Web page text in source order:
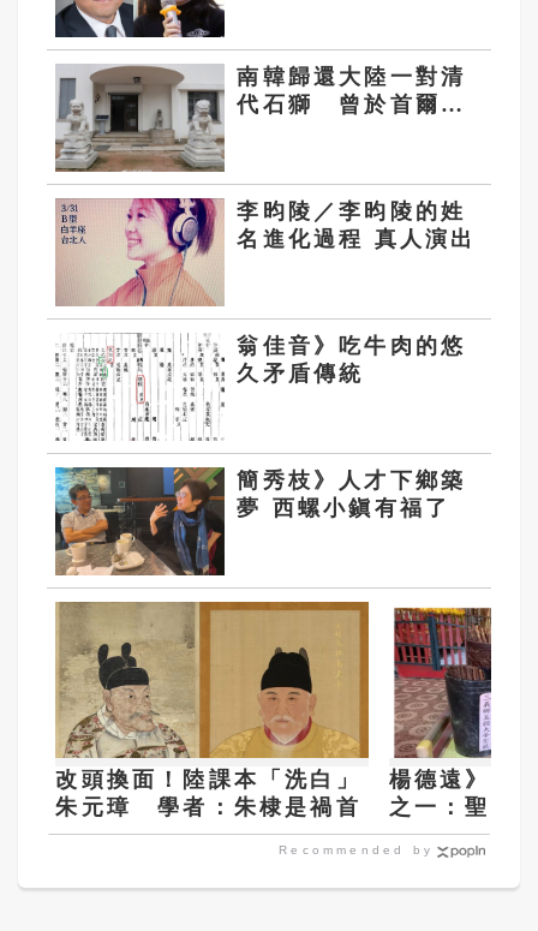
南韓歸還大陸一對清
代石獅 曾於首爾美
李昀陵／李昀陵的姓
名進化過程 真人演出
翁佳音》吃牛肉的悠
久矛盾傳統
簡秀枝》人才下鄉築
夢 西螺小鎭有福了
改頭換面！陸課本「洗白」
朱元璋 學者：朱棣是禍首
楊德遠》三
之一：聖籤
Recommended by